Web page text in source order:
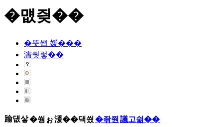
�먮즺��
�뚯썝 媛���
濡쒓렇��
踰덊샇�쒕ぉ湲��댁씠�좎쭨 議고쉶��